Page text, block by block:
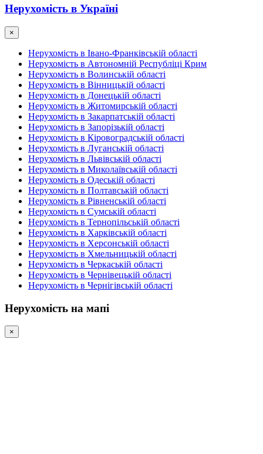
Нерухомість в Україні
×
Нерухомість в Івано-Франківській області
Нерухомість в Автономній Республіці Крим
Нерухомість в Волинській області
Нерухомість в Вінницькій області
Нерухомість в Донецькій області
Нерухомість в Житомирській області
Нерухомість в Закарпатській області
Нерухомість в Запорізькій області
Нерухомість в Кіровоградській області
Нерухомість в Луганській області
Нерухомість в Львівській області
Нерухомість в Миколаївській області
Нерухомість в Одеській області
Нерухомість в Полтавській області
Нерухомість в Рівненській області
Нерухомість в Сумській області
Нерухомість в Тернопільській області
Нерухомість в Харківській області
Нерухомість в Херсонській області
Нерухомість в Хмельницькій області
Нерухомість в Черкаській області
Нерухомість в Чернівецькій області
Нерухомість в Чернігівській області
Нерухомість на мапі
×